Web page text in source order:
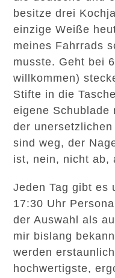
besitze drei
einzige Weiße
meines Fahrrads
musste. Geht bei
willkommen)
Stifte in die
eigene Schublade
der
sind weg, der
ist, nein, nicht ab,
Jeden Tag gibt es
17:30 Uhr
der Auswahl als
mir bislang
werden
hochwertigste,